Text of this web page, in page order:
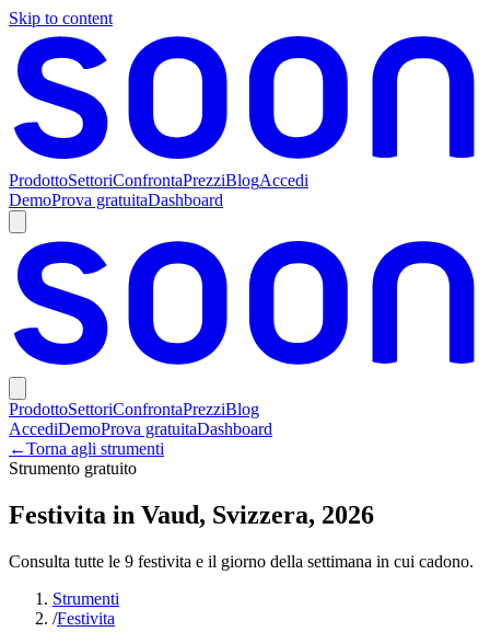
Skip to content
ProdottoSettoriConfrontaPrezziBlogAccedi
DemoProva gratuitaDashboard
ProdottoSettoriConfrontaPrezziBlog
AccediDemoProva gratuitaDashboard
←Torna agli strumenti
Strumento gratuito
Festivita in Vaud, Svizzera, 2026
Consulta tutte le 9 festivita e il giorno della settimana in cui cadono.
Strumenti
/Festivita